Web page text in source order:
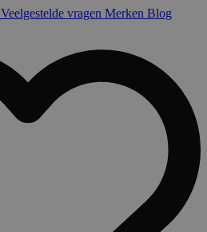
Veelgestelde vragen Merken Blog